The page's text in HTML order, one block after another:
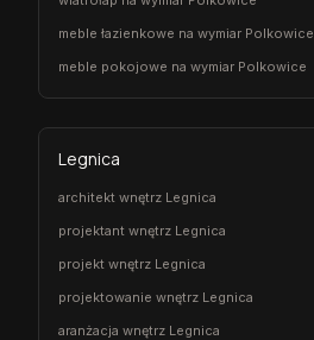
meble łazienkowe na wymiar Polkowice
meble pokojowe na wymiar Polkowice
Legnica
architekt wnętrz Legnica
projektant wnętrz Legnica
projekt wnętrz Legnica
projektowanie wnętrz Legnica
aranżacja wnętrz Legnica